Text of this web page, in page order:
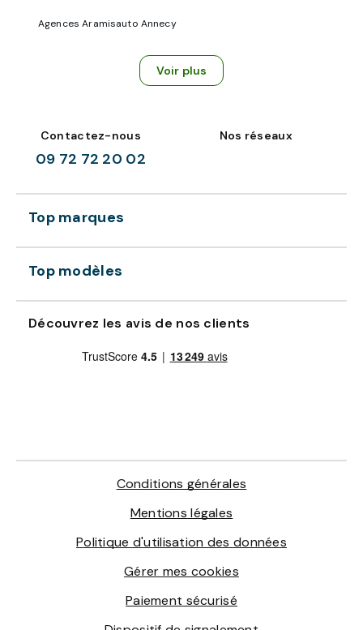
Agences Aramisauto Annecy
Voir plus
Contactez-nous
09 72 72 20 02
Nos réseaux
Top marques
Top modèles
Découvrez les avis de nos clients
Conditions générales
Mentions légales
Politique d'utilisation des données
Gérer mes cookies
Paiement sécurisé